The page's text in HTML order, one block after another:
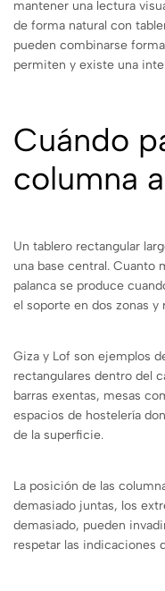
mantener una lectura
de forma natural con
pueden combinarse
permiten y existe una
Cuándo
columna
Un tablero rectangular
una base central. Cuanto
palanca se produce
el soporte en dos zonas y
Giza y Lof son ejemplos
rectangulares dentro del
barras exentas, mesas
espacios de hostelería
de la superficie.
La posición de las
demasiado juntas, los
demasiado, pueden
respetar las indicaciones